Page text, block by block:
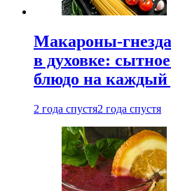
Макароны-
в духовке:
блюдо на каждый
2 года спустя2 года спустя